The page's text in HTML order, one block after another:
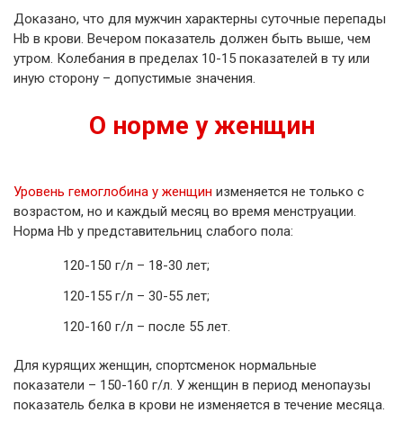
Доказано, что для мужчин характерны суточные перепады
Hb в крови. Вечером показатель должен быть выше, чем
утром. Колебания в пределах 10-15 показателей в ту или
иную сторону – допустимые значения.
О норме у женщин
Уровень гемоглобина у женщин изменяется не только с
возрастом, но и каждый месяц во время менструации.
Норма Hb у представительниц слабого пола:
120-150 г/л – 18-30 лет;
120-155 г/л – 30-55 лет;
120-160 г/л – после 55 лет.
Для курящих женщин, спортсменок нормальные
показатели – 150-160 г/л. У женщин в период менопаузы
показатель белка в крови не изменяется в течение месяца.